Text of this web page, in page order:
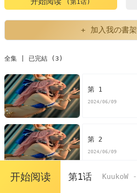
(第1话)
+ 加入我の書架
全集 | 已完結 (3)
第 1
2024/06/09
第 2
2024/06/09
开始阅读 第1话